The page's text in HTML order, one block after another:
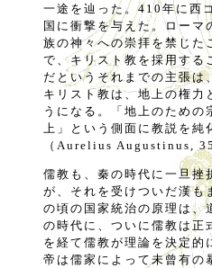
一途を辿った。410年に西
国に衝撃を与えた。ローマ
族の神々への崇拝を禁じた
で、キリスト教を採用する
だというそれまでの主張は
キリスト教は、地上の権力
うになる。「地上のため
上」という側面に教説を
（Aurelius Augustinus,
儒教も、秦の時代に一旦挫
が、それを受けついだ漢も
の頃の国家統治の原理は、
の時代に、ついに儒教は正
を経て儒教が理論を決定的
帝は儒家によって未曾有の